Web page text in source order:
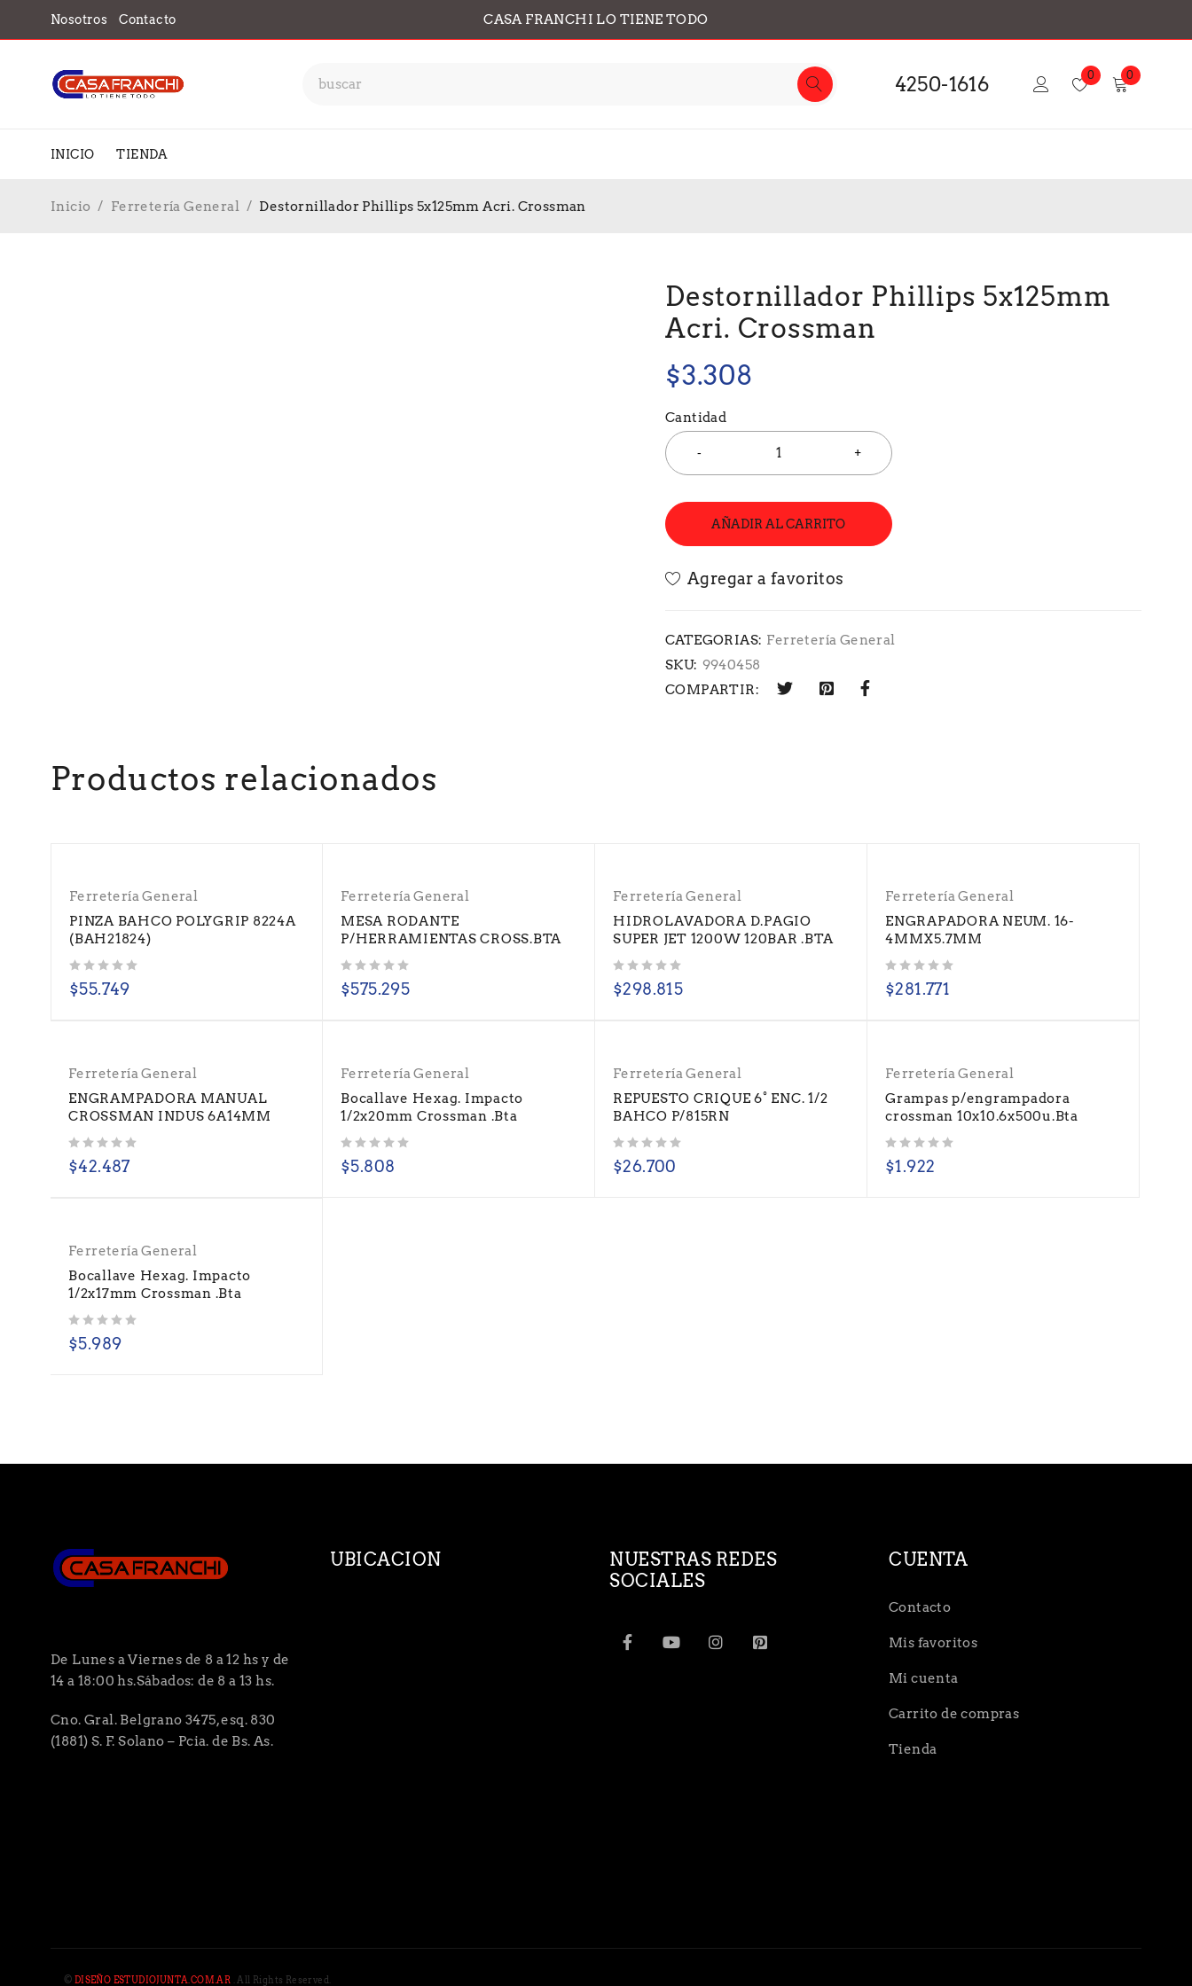
Nosotros Contacto CASA FRANCHI LO TIENE TODO
4250-1616 0 0
INICIO TIENDA
Inicio / Ferretería General / Destornillador Phillips 5x125mm Acri. Crossman
Destornillador Phillips 5x125mm
Acri. Crossman
$3.308
Cantidad
AÑADIR AL CARRITO
CATEGORIAS: Ferretería General
SKU: 9940458
COMPARTIR:
Productos relacionados
Ferretería General
PINZA BAHCO POLYGRIP 8224A
(BAH21824)
$55.749
Ferretería General
MESA RODANTE
P/HERRAMIENTAS CROSS.BTA
$575.295
Ferretería General
HIDROLAVADORA D.PAGIO
SUPER JET 1200W 120BAR .BTA
$298.815
Ferretería General
ENGRAPADORA NEUM. 16-
4MMX5.7MM
$281.771
Ferretería General
ENGRAMPADORA MANUAL
CROSSMAN INDUS 6A14MM
$42.487
Ferretería General
Bocallave Hexag. Impacto
1/2x20mm Crossman .Bta
$5.808
Ferretería General
REPUESTO CRIQUE 6° ENC. 1/2
BAHCO P/815RN
$26.700
Ferretería General
Grampas p/engrampadora
crossman 10x10.6x500u.Bta
$1.922
Ferretería General
Bocallave Hexag. Impacto
1/2x17mm Crossman .Bta
$5.989
De Lunes a Viernes de 8 a 12 hs y de
14 a 18:00 hs.Sábados: de 8 a 13 hs.
Cno. Gral. Belgrano 3475, esq. 830
(1881) S. F. Solano – Pcia. de Bs. As.
UBICACION
NUESTRAS REDES
SOCIALES
CUENTA
Contacto
Mis favoritos
Mi cuenta
Carrito de compras
Tienda
© DISEÑO ESTUDIOJUNTA.COM.AR . All Rights Reserved.